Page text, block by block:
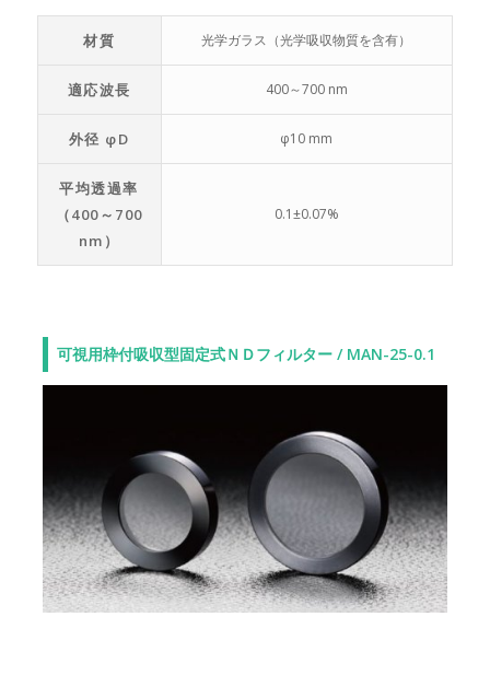
材質 光学ガラス（光学吸収物質を含有）
適応波長 400～700 nm
外径 φD φ10 mm
平均透過率
（400～700
nm）
0.1±0.07%
可視用枠付吸収型固定式ＮＤフィルター / MAN-25-0.1